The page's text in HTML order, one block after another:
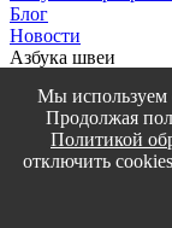
Блог
Новости
Азбука швеи
Расчет ткани
Уход за
Социальные сети
Мы используем
Продолжая
Политикой
отключить